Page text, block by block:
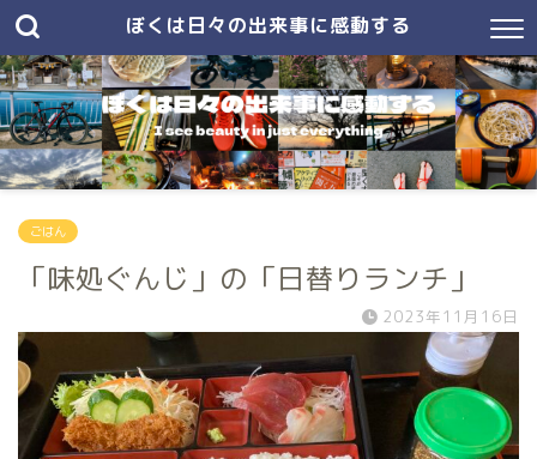
ぼくは日々の出来事に感動する
ごはん
「味処ぐんじ」の「日替りランチ」
2023年11月16日